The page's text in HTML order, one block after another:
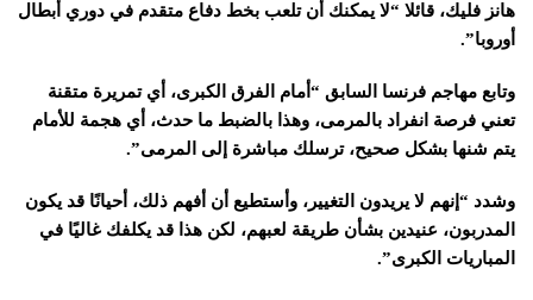
هانز فليك، قائلا “لا يمكنك أن تلعب بخط دفاع متقدم في دوري أبطال
أوروبا”.
وتابع مهاجم فرنسا السابق “أمام الفرق الكبرى، أي تمريرة متقنة
تعني فرصة انفراد بالمرمى، وهذا بالضبط ما حدث، أي هجمة للأمام
يتم شنها بشكل صحيح، ترسلك مباشرة إلى المرمى”.
وشدد “إنهم لا يريدون التغيير، وأستطيع أن أفهم ذلك، أحيانًا قد يكون
المدربون، عنيدين بشأن طريقة لعبهم، لكن هذا قد يكلفك غاليًا في
المباريات الكبرى”.